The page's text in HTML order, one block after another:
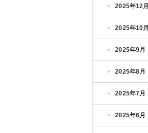
2025年12月
2025年10月
2025年9月
2025年8月
2025年7月
2025年6月